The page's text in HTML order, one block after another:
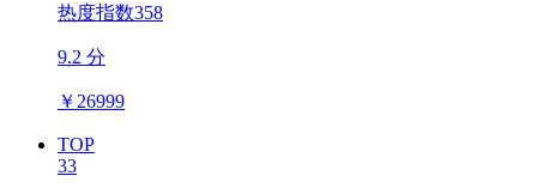
热度指数358
9.2 分
￥ 26999
TOP
33